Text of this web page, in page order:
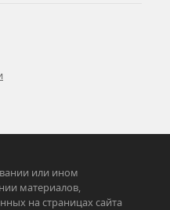
или ином
материалов,
на страницах сайта